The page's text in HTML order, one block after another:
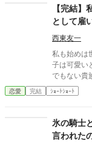
無かった
どもを宿
投稿してい
【完結】
として雇
せてもら
西東友一
私も始めは
子は可愛い
でもない貴
た。 だか
くしようと
未来のため。 ･･･なのに。 貴方様は、愛人と床を一緒
になりまし
のが悪い」
恋愛 完結 ｼｮｰﾄｼｮｰﾄ
氷の騎士
言われた